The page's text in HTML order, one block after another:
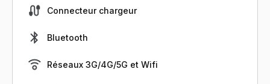
Connecteur chargeur
Bluetooth
Réseaux 3G/4G/5G et Wifi